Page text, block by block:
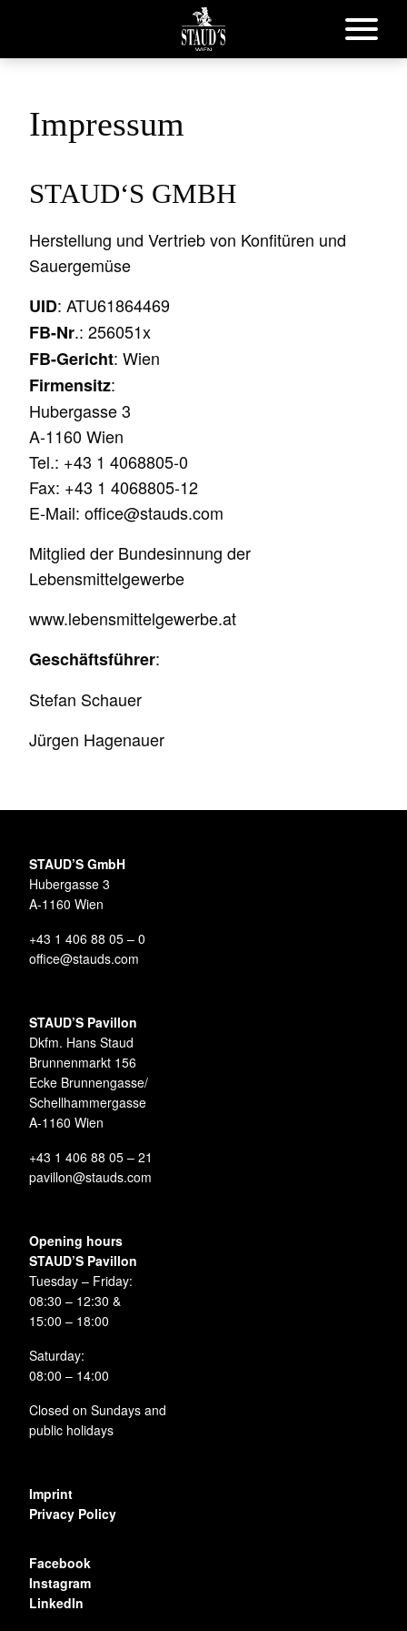
Impressum
STAUD‘S GMBH
Herstellung und Vertrieb von Konfitüren und
Sauergemüse
UID: ATU61864469
FB-Nr.: 256051x
FB-Gericht: Wien
Firmensitz:
Hubergasse 3
A-1160 Wien
Tel.: +43 1 4068805-0
Fax: +43 1 4068805-12
E-Mail: office@stauds.com
Mitglied der Bundesinnung der
Lebensmittelgewerbe
www.lebensmittelgewerbe.at
Geschäftsführer:
Stefan Schauer
Jürgen Hagenauer
STAUD’S GmbH
Hubergasse 3
A-1160 Wien
+43 1 406 88 05 – 0
office@stauds.com
STAUD’S Pavillon
Dkfm. Hans Staud
Brunnenmarkt 156
Ecke Brunnengasse/
Schellhammergasse
A-1160 Wien
+43 1 406 88 05 – 21
pavillon@stauds.com
Opening hours
STAUD’S Pavillon
Tuesday – Friday:
08:30 – 12:30 &
15:00 – 18:00
Saturday:
08:00 – 14:00
Closed on Sundays and
public holidays
Imprint
Privacy Policy
Facebook
Instagram
LinkedIn